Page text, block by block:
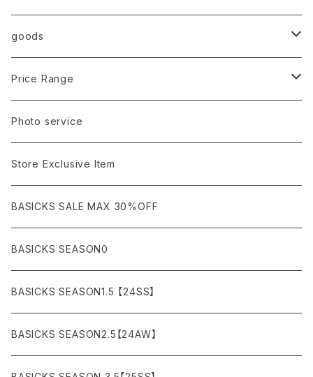
AURALEE
ANCHOR
asics
ANN DEMEULEMEESTER
ARMANI / EXCHANGE / JEANS
agnes b
ARC'TERYX
T-SHIRTS (Tシャツ）
LSV (長袖Tシャツ）
VEST(ベスト）
OUTER
BLOUSON (ブルゾン）
JACKET (ジャケット)
BOTTOMS
DENIM (デニム)
CARGO (カーゴ)
SHORTS (ショーツ)
Sneaker
Leather shoes
Sandals
Boots
goods
Eye wear
Cap/Hat
Bag / Wallet
Watch
Interior
Figure/etc...
Accessory
Necklace
Price Range
¥1,000〜¥5,000
¥5,000〜¥10,000
¥10,000〜¥30,000
¥30,000〜¥50,000
¥50,000〜¥100,000
¥100,000〜¥150,000
Photo service
Store Exclusive Item
BASICKS SALE MAX 30%OFF
BASICKS SEASON0
BASICKS SEASON1.5 【24SS】
BASICKS SEASON2.5【24AW】